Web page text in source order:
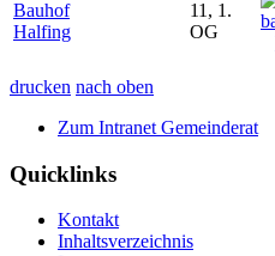
Bauhof
Halfing
11, 1.
OG
drucken nach oben
Zum Intranet Gemeinderat
Quicklinks
Kontakt
Inhaltsverzeichnis